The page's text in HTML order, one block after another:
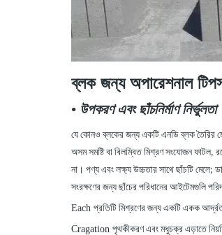
ব্লক জন্য অপারেশনাল
• উপকরণ এবং ছাঁচনির্মাণ নির্ভুলতা
যে কোনও ব্লকের জন্য একটি এনডিব্লক তৈরির
অসম সমষ্টি বা বিলম্বিত মিশ্রণ সংযোজন ফাটল,
না। পণ্য এবং লক্ষ্য উচ্চতার সাথে ছাঁচটি মেলে;
সংরক্ষণের জন্য ছাঁচের পরিধানের আইটেমগুলি
Each প্রতিটি মিশ্রণের জন্য একটি একক
Cragation পৃথকীকরণ এবং মধুচক্র এড়াতে